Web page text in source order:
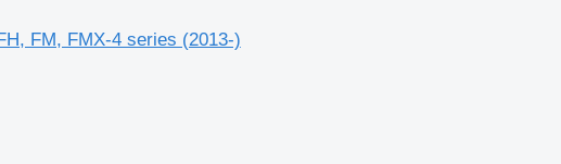
FM, FMX-4 series (2013-)